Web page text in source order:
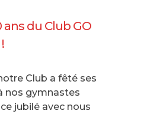
ans du Club GO
Club a fêté ses
nos gymnastes
jubilé avec nous